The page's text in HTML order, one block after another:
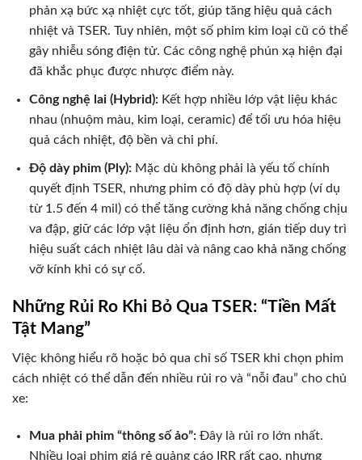
phản xạ bức xạ nhiệt cực tốt, giúp tăng hiệu quả cách
nhiệt và TSER. Tuy nhiên, một số phim kim loại cũ có thể
gây nhiễu sóng điện tử. Các công nghệ phún xạ hiện đại
đã khắc phục được nhược điểm này.
Công nghệ lai (Hybrid):Kết hợp nhiều lớp vật liệu khác
nhau (nhuộm màu, kim loại, ceramic) để tối ưu hóa hiệu
quả cách nhiệt, độ bền và chi phí.
Độ dày phim (Ply):Mặc dù không phải là yếu tố chính
quyết định TSER, nhưng phim có độ dày phù hợp (ví dụ
từ 1.5 đến 4 mil) có thể tăng cường khả năng chống chịu
va đập, giữ các lớp vật liệu ổn định hơn, gián tiếp duy trì
hiệu suất cách nhiệt lâu dài và nâng cao khả năng chống
vỡ kính khi có sự cố.
Những Rủi Ro Khi Bỏ Qua TSER: “Tiền Mất
Tật Mang”
Việc không hiểu rõ hoặc bỏ qua chỉ số TSER khi chọn phim
cách nhiệt có thể dẫn đến nhiều rủi ro và “nỗi đau” cho chủ
xe:
Mua phải phim “thông số ảo”:Đây là rủi ro lớn nhất.
Nhiều loại phim giá rẻ quảng cáo IRR rất cao, nhưng